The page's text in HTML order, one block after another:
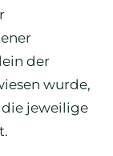
der
wurde,
jeweilige